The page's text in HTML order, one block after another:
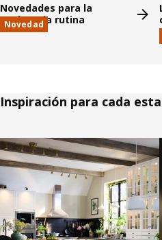
Novedades para la
vuelta a la rutina
Novedad
Inspiración para cada
Saltar listado